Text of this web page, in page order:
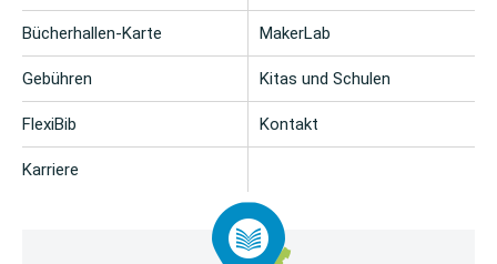
Bücherhallen-Karte
Gebühren
FlexiBib
Karriere
MakerLab
Kitas und Schulen
Kontakt